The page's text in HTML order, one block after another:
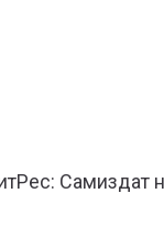
Самиздат